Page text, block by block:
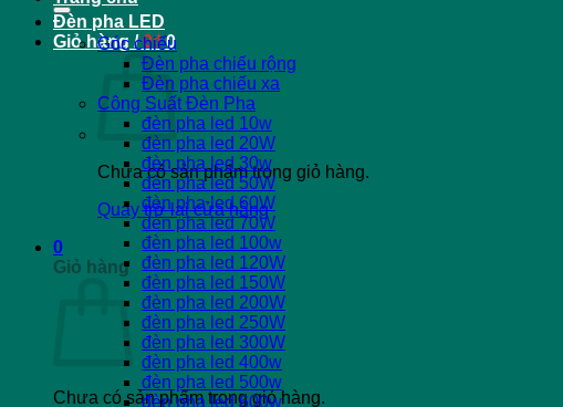
Giỏ hàng /0₫ 0
Chưa có sản phẩm trong giỏ hàng.
Quay trở lại cửa hàng
0
Giỏ hàng
Chưa có sản phẩm trong giỏ hàng.
Đèn pha LED
Góc chiếu
Đèn pha chiếu rộng
Đèn pha chiếu xa
Công Suất Đèn Pha
đèn pha led 10w
đèn pha led 20W
đèn pha led 30w
đèn pha led 50W
đèn pha led 60W
đèn pha led 70W
đèn pha led 100w
đèn pha led 120W
đèn pha led 150W
đèn pha led 200W
đèn pha led 250W
đèn pha led 300W
đèn pha led 400w
đèn pha led 500w
đèn pha led 600w